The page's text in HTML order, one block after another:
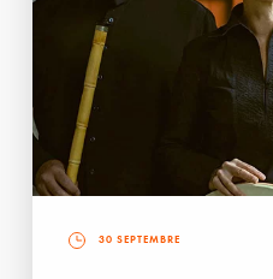
30 SEPTEMBRE